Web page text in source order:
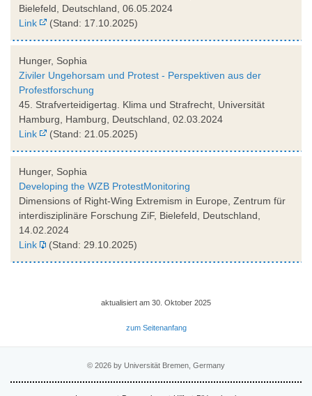
Bielefeld, Deutschland, 06.05.2024
Link
(Stand: 17.10.2025)
Hunger, Sophia
Ziviler Ungehorsam und Protest - Perspektiven aus der
Profestforschung
45. Strafverteidigertag. Klima und Strafrecht, Universität
Hamburg, Hamburg, Deutschland, 02.03.2024
Link
(Stand: 21.05.2025)
Hunger, Sophia
Developing the WZB ProtestMonitoring
Dimensions of Right-Wing Extremism in Europe, Zentrum für
interdisziplinäre Forschung ZiF, Bielefeld, Deutschland,
14.02.2024
Link
(Stand: 29.10.2025)
aktualisiert am 30. Oktober 2025
zum Seitenanfang
© 2026 by Universität Bremen, Germany